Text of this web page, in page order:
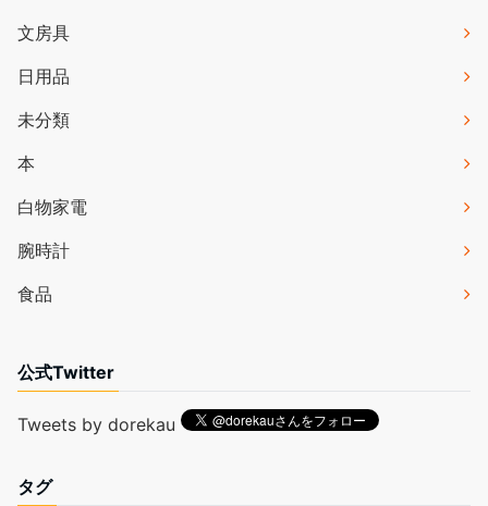
文房具
日用品
未分類
本
白物家電
腕時計
食品
公式Twitter
Tweets by dorekau
タグ